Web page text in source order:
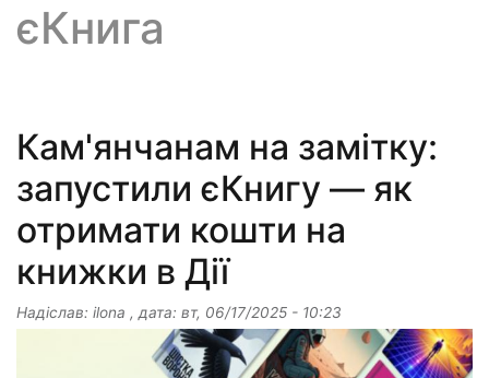
єКнига
Кам'янчанам на замітку:
запустили єКнигу — як
отримати кошти на
книжки в Дії
Надіслав: ilona , дата: вт, 06/17/2025 - 10:23